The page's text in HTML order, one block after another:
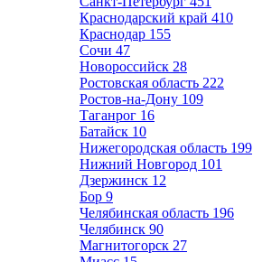
Краснодарский край 410
Краснодар 155
Сочи 47
Новороссийск 28
Ростовская область 222
Ростов-на-Дону 109
Таганрог 16
Батайск 10
Нижегородская область 199
Нижний Новгород 101
Дзержинск 12
Бор 9
Челябинская область 196
Челябинск 90
Магнитогорск 27